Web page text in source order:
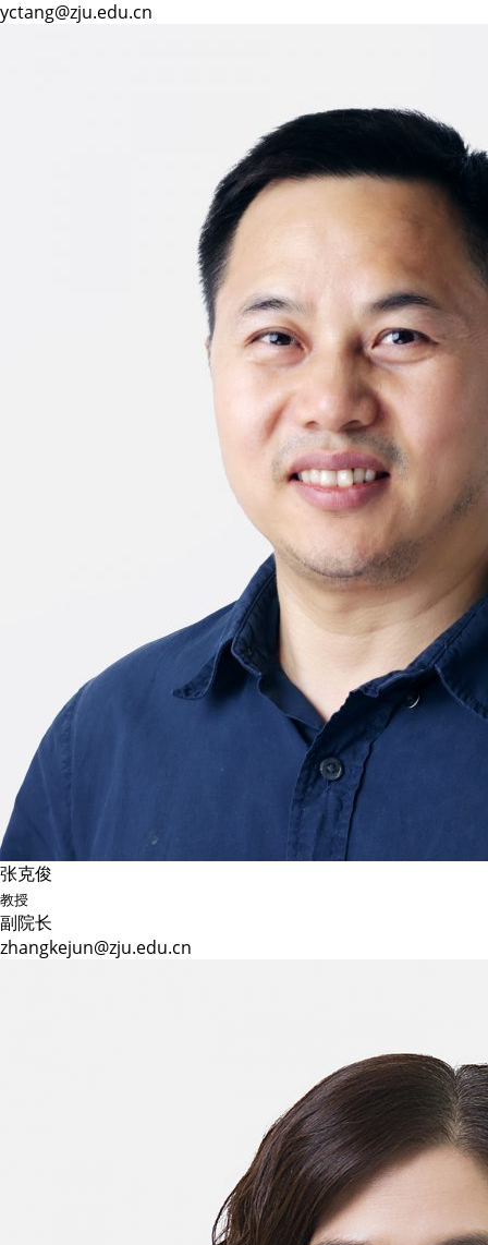
yctang@zju.edu.cn
张克俊
教授
副院长
zhangkejun@zju.edu.cn